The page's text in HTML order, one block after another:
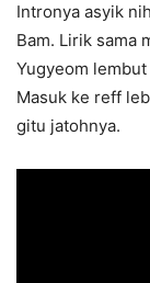
Intronya asyik
Bam. Lirik sama
Yugyeom
Masuk ke reff
gitu jatohnya.